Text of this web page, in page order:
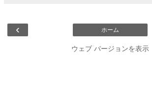
‹ ホーム
ウェブ バージョンを表示